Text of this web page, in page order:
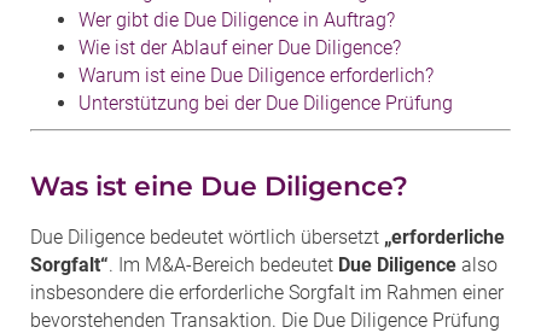
Wer gibt die Due Diligence in Auftrag?
Wie ist der Ablauf einer Due Diligence?
Warum ist eine Due Diligence erforderlich?
Unterstützung bei der Due Diligence Prüfung
Was ist eine Due Diligence?
Due Diligence bedeutet wörtlich übersetzt „erforderliche
Sorgfalt“. Im M&A-Bereich bedeutet Due Diligence also
insbesondere die erforderliche Sorgfalt im Rahmen einer
bevorstehenden Transaktion. Die Due Diligence Prüfung